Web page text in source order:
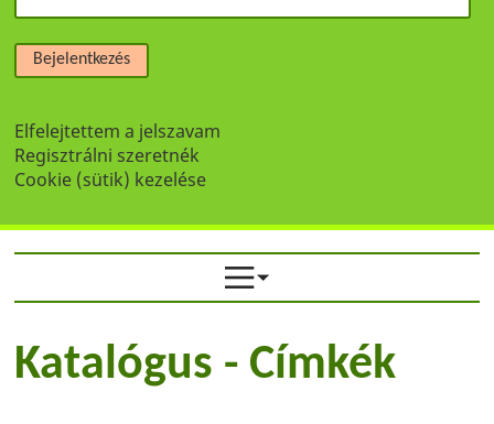
Bejelentkezés
Elfelejtettem a jelszavam
Regisztrálni szeretnék
Cookie (sütik) kezelése
Katalógus - Címkék